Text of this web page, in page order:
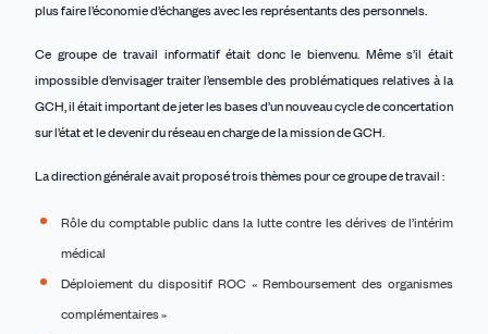
plus faire l’économie d’échanges avec les représentants des personnels.
Ce groupe de travail informatif était donc le bienvenu. Même s’il était
impossible d’envisager traiter l’ensemble des problématiques relatives à la
GCH, il était important de jeter les bases d’un nouveau cycle de concertation
sur l’état et le devenir du réseau en charge de la mission de GCH.
La direction générale avait proposé trois thèmes pour ce groupe de travail :
Rôle du comptable public dans la lutte contre les dérives de l’intérim
médical
Déploiement du dispositif ROC « Remboursement des organismes
complémentaires »